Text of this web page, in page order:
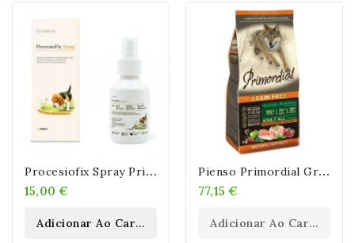
P
Rocesiofix Spray Primeros Auxilios Contra Procesionaria En Perros
15,00 €
Adicionar Ao Carrinho
P
Ienso Primordial Grain Free Pollo Y Salmón
77,15 €
Adicionar Ao Carrinho